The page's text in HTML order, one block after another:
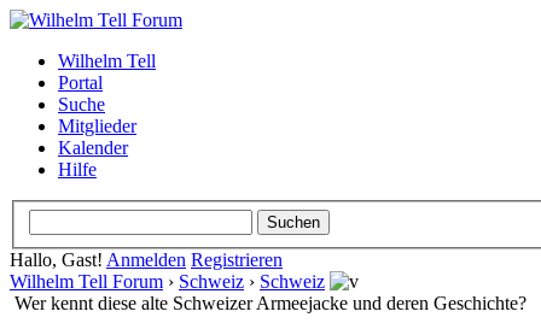
Wilhelm Tell
Portal
Suche
Mitglieder
Kalender
Hilfe
Hallo, Gast! Anmelden Registrieren
Wilhelm Tell Forum › Schweiz › Schweiz
Wer kennt diese alte Schweizer Armeejacke und deren Geschichte?